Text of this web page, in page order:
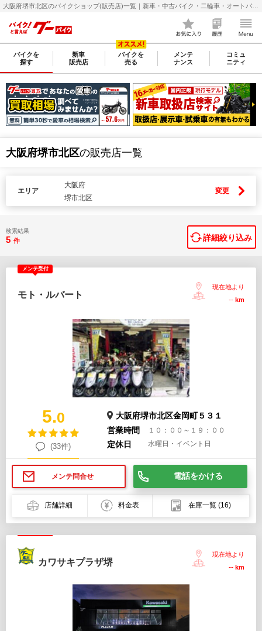
バイクを
探す
新車
販売店
バイクを
売る
メンテ
ナンス
コミュ
ニティ
大阪府堺市北区の販売店一覧
エリア
大阪府
堺市北区
変更
検索結果
5 件 詳細絞り込み
メンテ受付
モト・ルバート
現在地より
-- km
5.0
(33件)
大阪府堺市北区金岡町５３１
営業時間
１０：００～１９：００
定休日 水曜日・イベント日
メンテ問合せ 電話をかける
店舗詳細 料金表 在庫一覧 (16)
カワサキプラザ堺
現在地より
-- km